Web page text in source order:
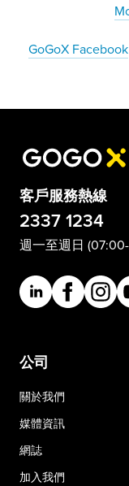
GoGoX Facebook
客戶服務熱線
2337 1234
週一至週日
公司
關於我們
媒體資訊
網誌
加入我們